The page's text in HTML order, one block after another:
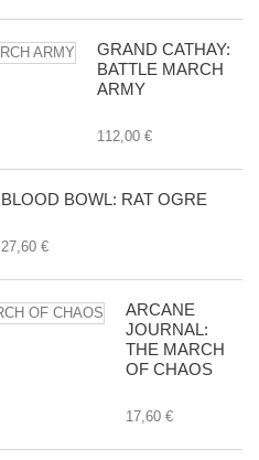
GRAND CATHAY:
BATTLE MARCH
ARMY
112,00 €
BLOOD BOWL: RAT OGRE
27,60 €
ARCANE
JOURNAL:
THE MARCH
OF CHAOS
17,60 €